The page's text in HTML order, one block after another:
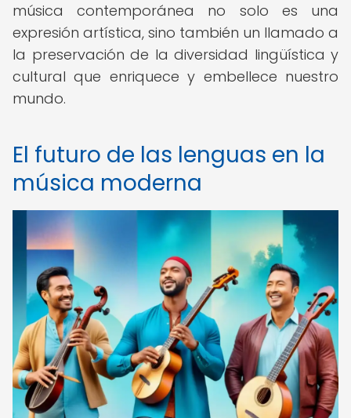
música contemporánea no solo es una
expresión artística, sino también un llamado a
la preservación de la diversidad lingüística y
cultural que enriquece y embellece nuestro
mundo.
El futuro de las lenguas en la
música moderna